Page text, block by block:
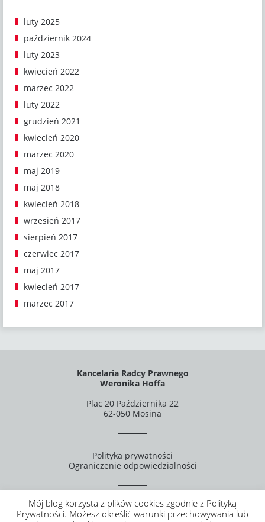
luty 2025
październik 2024
luty 2023
kwiecień 2022
marzec 2022
luty 2022
grudzień 2021
kwiecień 2020
marzec 2020
maj 2019
maj 2018
kwiecień 2018
wrzesień 2017
sierpień 2017
czerwiec 2017
maj 2017
kwiecień 2017
marzec 2017
Kancelaria Radcy Prawnego
Weronika Hoffa
Plac 20 Października 22
62-050 Mosina
Polityka prywatności
Ograniczenie odpowiedzialności
Strategy, design, marketing & support byweb.lex
Mój blog korzysta z plików cookies zgodnie z Polityką
Prywatności. Możesz określić warunki przechowywania lub